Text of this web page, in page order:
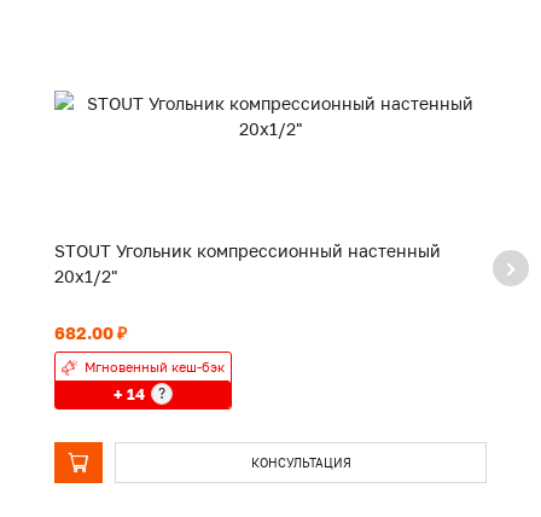
STOUT Угольник компрессионный настенный
20х1/2"
682.00 ₽
Мгновенный кеш-бэк
+ 14 ?
КОНСУЛЬТАЦИЯ